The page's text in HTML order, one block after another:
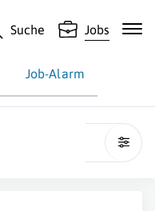
Suche Jobs
Job-Alarm